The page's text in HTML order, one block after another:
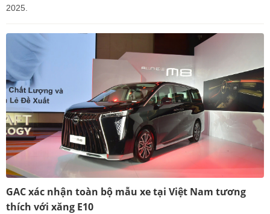
2025.
GAC xác nhận toàn bộ mẫu xe tại Việt Nam tương
thích với xăng E10